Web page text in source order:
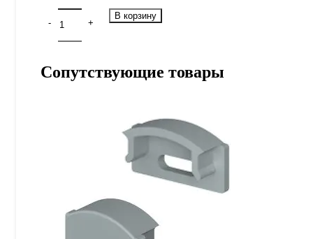
В корзину
Сопутствующие товары